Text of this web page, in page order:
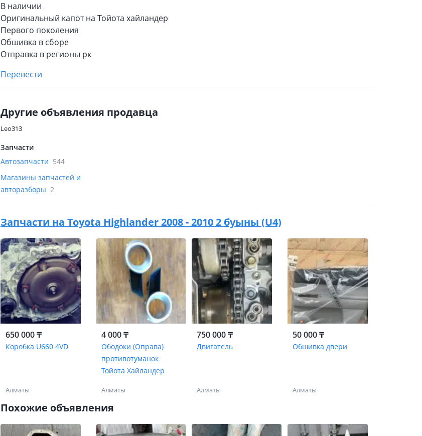
В наличии
Оригинальный капот на Тойота хайландер
Первого поколения
Обшивка в сборе
Отправка в регионы рк
Перевести
Другие объявления продавца
Leo313
Запчасти
Автозапчасти 544
Магазины запчастей и
авторазборы 2
Запчасти на Toyota Highlander 2008 - 2010 2 буыны (U4)
650 000 ₸
Коробка U660 4VD
Алматы
4 000 ₸
Ободоки (Оправа)
противотуманок
Тойота Хайландер
Алматы
750 000 ₸
Двигатель
Алматы
50 000 ₸
Обшивка двери
Алматы
Похожие объявления